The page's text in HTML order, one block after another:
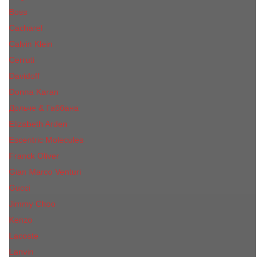
Boss
Cacharel
Calvin Klein
Cerruti
Davidoff
Donna Karan
Дольче & Габбана
Elizabeth Arden
Escentric Molecules
Franck Oliver
Gian Marco Venturi
Gucci
Jimmy Choo
Kenzo
Lacoste
Lanvin